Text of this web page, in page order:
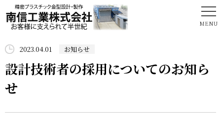
技術紹介
2023.04.01 お知らせ
設計技術者の採用についてのお知ら
せ